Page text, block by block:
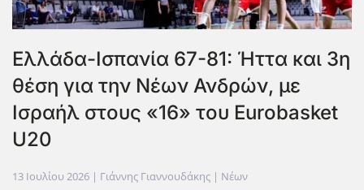
Ελλάδα-Ισπανία 67-81: Ήττα και 3η
θέση για την Νέων Ανδρών, με
Ισραήλ στους «16» του Eurobasket
U20
13 Ιουλίου 2026 | Γιάννης Γιαννουδάκης | Νέων